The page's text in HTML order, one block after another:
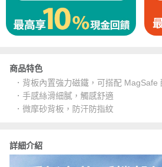
商品特色
．背板內置強力磁鐵，可搭配 MagSafe
．手感絲滑細膩，觸感舒適
．微摩砂背板，防汗防指紋
詳細介紹